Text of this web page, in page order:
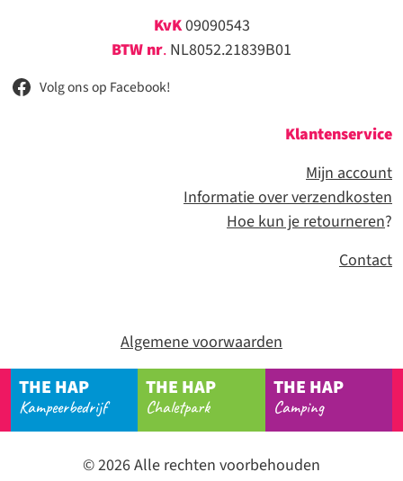
KvK09090543
BTW nr. NL8052.21839B01
Volg ons op Facebook!
Klantenservice
Mijn account
Informatie over verzendkosten
Hoe kun je retourneren?
Contact
Algemene voorwaarden
THE HAP
Kampeerbedrijf
THE HAP
Chaletpark
THE HAP
Camping
© 2026 Alle rechten voorbehouden